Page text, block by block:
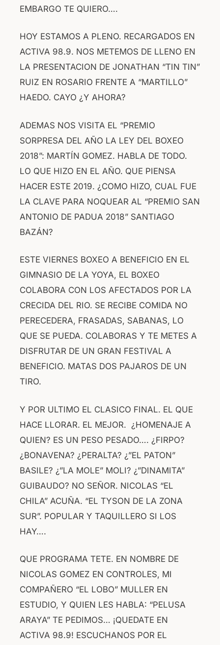
EMBARGO TE QUIERO….
HOY ESTAMOS A PLENO. RECARGADOS EN
ACTIVA 98.9. NOS METEMOS DE LLENO EN
LA PRESENTACION DE JONATHAN “TIN TIN”
RUIZ EN ROSARIO FRENTE A “MARTILLO”
HAEDO. CAYO ¿Y AHORA?
ADEMAS NOS VISITA EL “PREMIO
SORPRESA DEL AÑO LA LEY DEL BOXEO
2018”: MARTÍN GOMEZ. HABLA DE TODO.
LO QUE HIZO EN EL AÑO. QUE PIENSA
HACER ESTE 2019. ¿COMO HIZO, CUAL FUE
LA CLAVE PARA NOQUEAR AL “PREMIO SAN
ANTONIO DE PADUA 2018” SANTIAGO
BAZÁN?
ESTE VIERNES BOXEO A BENEFICIO EN EL
GIMNASIO DE LA YOYA, EL BOXEO
COLABORA CON LOS AFECTADOS POR LA
CRECIDA DEL RIO. SE RECIBE COMIDA NO
PERECEDERA, FRASADAS, SABANAS, LO
QUE SE PUEDA. COLABORAS Y TE METES A
DISFRUTAR DE UN GRAN FESTIVAL A
BENEFICIO. MATAS DOS PAJAROS DE UN
TIRO.
Y POR ULTIMO EL CLASICO FINAL. EL QUE
HACE LLORAR. EL MEJOR. ¿HOMENAJE A
QUIEN? ES UN PESO PESADO…. ¿FIRPO?
¿BONAVENA? ¿PERALTA? ¿”EL PATON”
BASILE? ¿”LA MOLE” MOLI? ¿”DINAMITA”
GUIBAUDO? NO SEÑOR. NICOLAS “EL
CHILA” ACUÑA. “EL TYSON DE LA ZONA
SUR”. POPULAR Y TAQUILLERO SI LOS
HAY….
QUE PROGRAMA TETE. EN NOMBRE DE
NICOLAS GOMEZ EN CONTROLES, MI
COMPAÑERO “EL LOBO” MULLER EN
ESTUDIO, Y QUIEN LES HABLA: “PELUSA
ARAYA” TE PEDIMOS… ¡QUEDATE EN
ACTIVA 98.9! ESCUCHANOS POR EL